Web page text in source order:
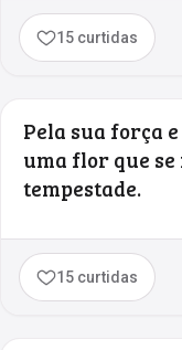
15 curtidas
Pela sua força
uma flor que se
tempestade.
15 curtidas